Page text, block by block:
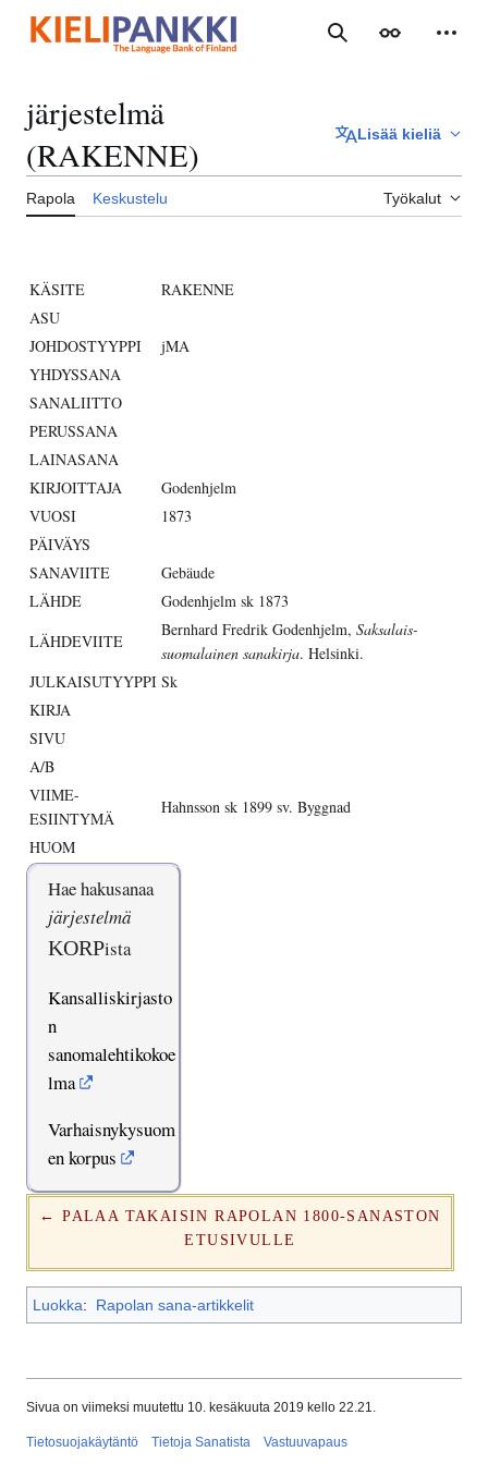
sisältöön
Haku Ulkoasu
järjestelmä
(RAKENNE)
Lisää kieliä
Rapola Keskustelu Työkalut
KÄSITE
RAKENNE
ASU
JOHDOSTYYPPI
jMA
YHDYSSANA
SANALIITTO
PERUSSANA
LAINASANA
KIRJOITTAJA
Godenhjelm
VUOSI
1873
PÄIVÄYS
SANAVIITE
Gebäude
LÄHDE
Godenhjelm sk 1873
LÄHDEVIITE
Bernhard Fredrik Godenhjelm, Saksalais-
suomalainen sanakirja. Helsinki.
JULKAISUTYYPPI Sk
KIRJA
SIVU
A/B
VIIME-
ESIINTYMÄ
Hahnsson sk 1899 sv. Byggnad
HUOM
Hae hakusanaa
järjestelmä
KORPista
Kansalliskirjasto
n
sanomalehtikokoe
lma
Varhaisnykysuom
en korpus
← PALAA TAKAISIN RAPOLAN 1800-SANASTON
ETUSIVULLE
Luokka: Rapolan sana-artikkelit
Sivua on viimeksi muutettu 10. kesäkuuta 2019 kello 22.21.
Tietosuojakäytäntö Tietoja Sanatista Vastuuvapaus